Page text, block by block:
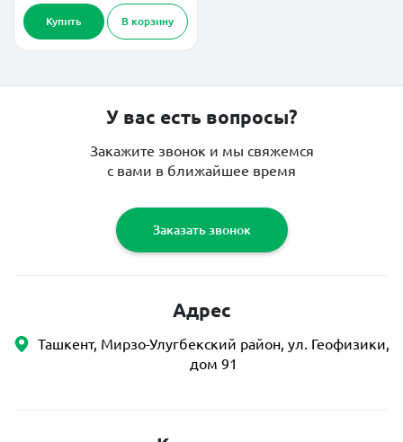
Купить В корзину
У вас есть вопросы?
Закажите звонок и мы свяжемся
с вами в ближайшее время
Заказать звонок
Адрес
Ташкент, Мирзо-Улугбекский район, ул. Геофизики,
дом 91